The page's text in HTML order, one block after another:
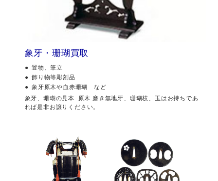
象牙・珊瑚買取
置物、筆立
飾り物等彫刻品
象牙原木や血赤珊瑚 など
象牙、珊瑚の見本. 原木 磨き無地牙、珊瑚枝、玉はお持ちであ
れば是非お譲りください。